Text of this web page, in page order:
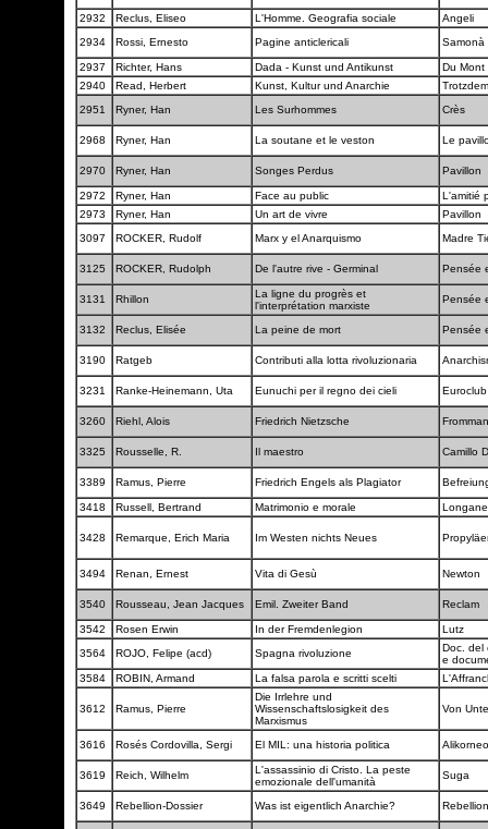
2932 Reclus, Eliseo L'Homme. Geografia sociale
Angeli
2934
Rossi, Ernesto Pagine anticlericali
2937 Richter, Hans Dada - Kunst und Antikunst
Du Mont
2940
Read, Herbert Kunst, Kultur und Anarchie
2951
Ryner, Han Les Surhommes Crès
2968 Ryner, Han La soutane et le veston Le
2970 Ryner, Han Songes Perdus Pavillon
2972 Ryner, Han Face au public
L'amitié
2973
Ryner, Han Un art de vivre
Pavillon
3097
ROCKER, Rudolf Marx y el Anarquismo Madre
3125 ROCKER, Rudolph De l'autre rive - Germinal Pensée
3131 Rhillon
La ligne du progrès et
l'interprétation marxiste
Pensée
3132 Reclus, Elisée La peine de mort Pensée
3190 Ratgeb Contributi alla lotta rivoluzionaria
3231 Ranke-Heinemann, Uta Eunuchi per il regno dei cieli
3260 Riehl, Alois Friedrich Nietzsche
3325 Rousselle, R. Il maestro Camillo
3389 Ramus, Pierre Friedrich Engels als Plagiator
3418 Russell, Bertrand Matrimonio e morale
3428 Remarque, Erich Maria Im Westen nichts Neues
3494 Renan, Ernest Vita di Gesù Newton
3540 Rousseau, Jean Jacques Emil. Zweiter Band Reclam
3542 Rosen Erwin In der Fremdenlegion
Lutz
3564
ROJO, Felipe (acd) Spagna rivoluzione
Doc. del
e
3584
ROBIN, Armand La falsa parola e scritti scelti
3612 Ramus, Pierre
Die Irrlehre und
Wissenschaftslosigkeit des
Marxismus
Von
3616 Rosés Cordovilla, Sergi El MIL: una historia politica
3619 Reich, Wilhelm
L'assassinio di Cristo. La peste
emozionale dell'umanità
Suga
3649 Rebellion-Dossier Was ist eigentlich Anarchie?